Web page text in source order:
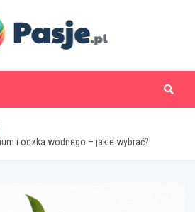
i oczka wodnego – jakie wybrać?